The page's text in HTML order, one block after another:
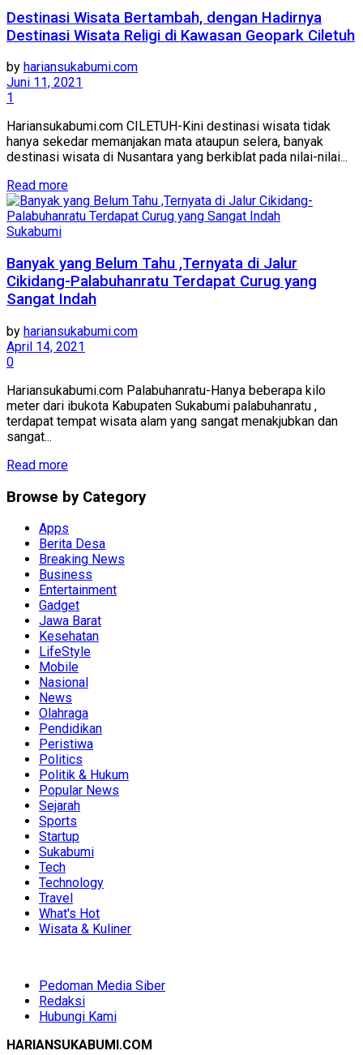
Destinasi Wisata Bertambah, dengan Hadirnya
Destinasi Wisata Religi di Kawasan Geopark Ciletuh
by hariansukabumi.com
Juni 11, 2021
1
Hariansukabumi.com CILETUH-Kini destinasi wisata tidak
hanya sekedar memanjakan mata ataupun selera, banyak
destinasi wisata di Nusantara yang berkiblat pada nilai-nilai...
Read more
Sukabumi
Banyak yang Belum Tahu ,Ternyata di Jalur
Cikidang-Palabuhanratu Terdapat Curug yang
Sangat Indah
by hariansukabumi.com
April 14, 2021
0
Hariansukabumi.com Palabuhanratu-Hanya beberapa kilo
meter dari ibukota Kabupaten Sukabumi palabuhanratu ,
terdapat tempat wisata alam yang sangat menakjubkan dan
sangat...
Read more
Browse by Category
Apps
Berita Desa
Breaking News
Business
Entertainment
Gadget
Jawa Barat
Kesehatan
LifeStyle
Mobile
Nasional
News
Olahraga
Pendidikan
Peristiwa
Politics
Politik & Hukum
Popular News
Sejarah
Sports
Startup
Sukabumi
Tech
Technology
Travel
What's Hot
Wisata & Kuliner
Pedoman Media Siber
Redaksi
Hubungi Kami
HARIANSUKABUMI.COM